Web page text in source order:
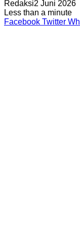
Redaksi2 Juni 2026
Less than a minute
Facebook Twitter